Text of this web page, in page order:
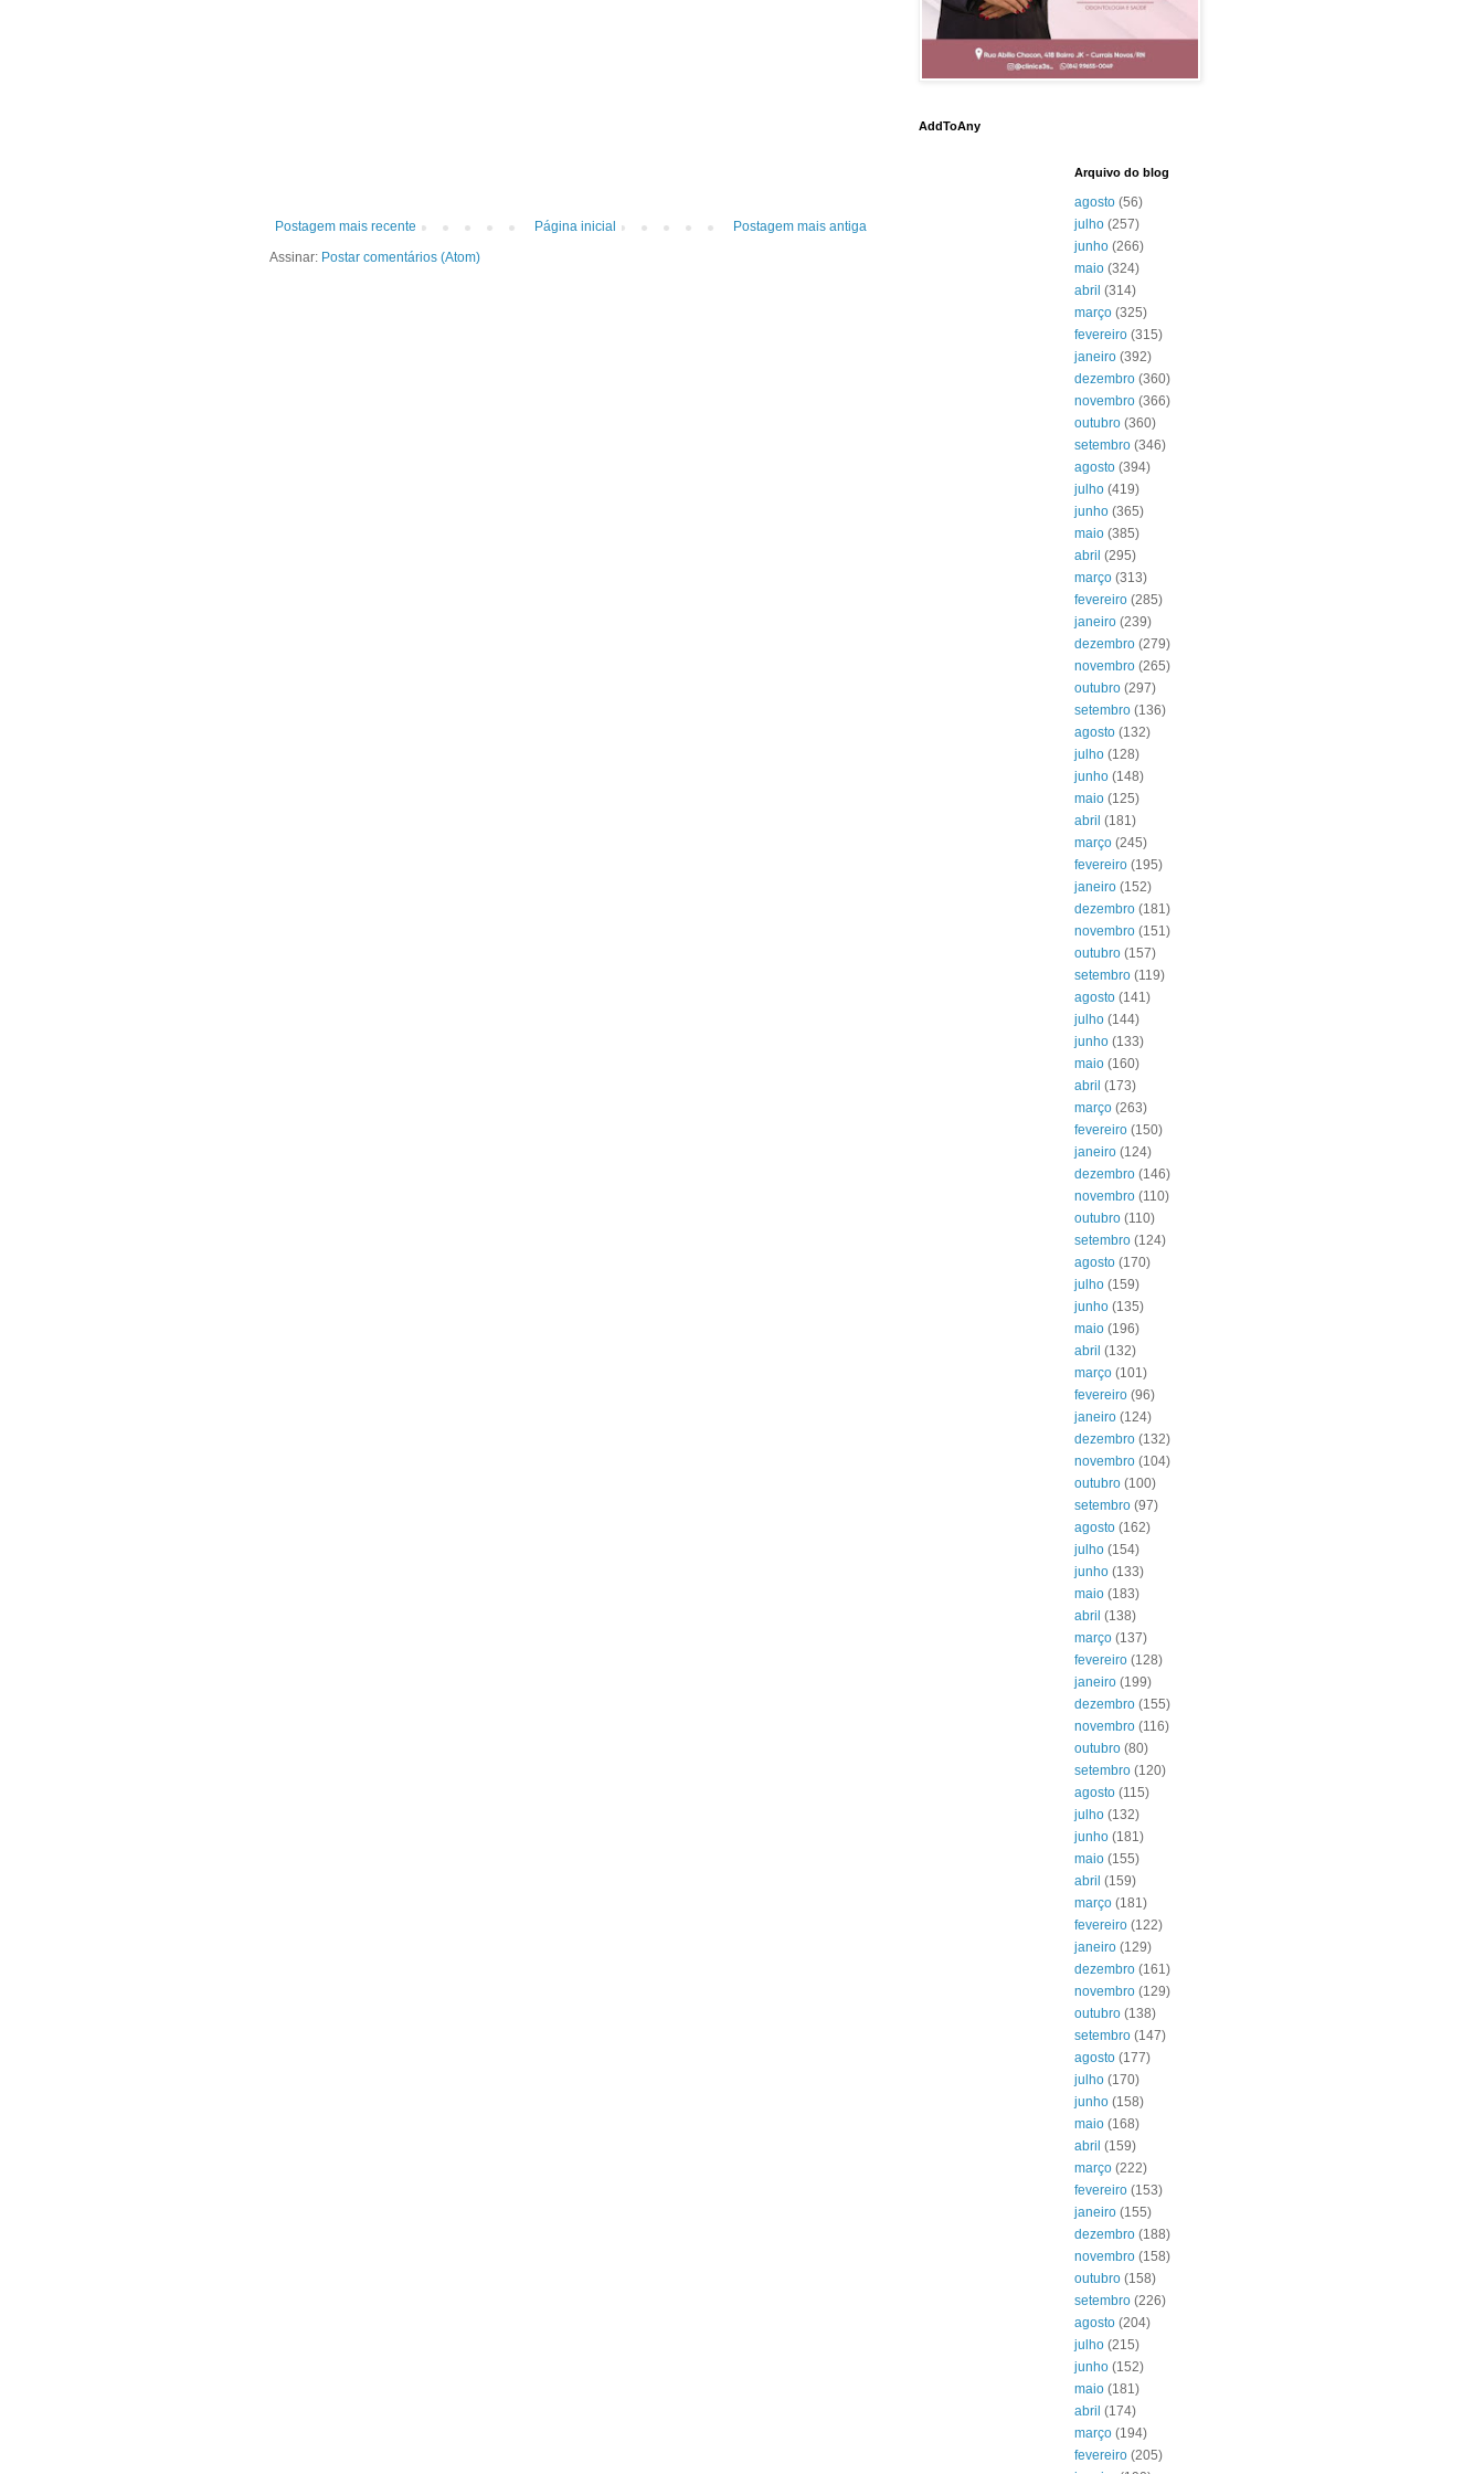
Postagem mais recente Postagem mais antiga
Página inicial
Assinar: Postar comentários (Atom)
AddToAny
Arquivo do blog
agosto (56)
julho (257)
junho (266)
maio (324)
abril (314)
março (325)
fevereiro (315)
janeiro (392)
dezembro (360)
novembro (366)
outubro (360)
setembro (346)
agosto (394)
julho (419)
junho (365)
maio (385)
abril (295)
março (313)
fevereiro (285)
janeiro (239)
dezembro (279)
novembro (265)
outubro (297)
setembro (136)
agosto (132)
julho (128)
junho (148)
maio (125)
abril (181)
março (245)
fevereiro (195)
janeiro (152)
dezembro (181)
novembro (151)
outubro (157)
setembro (119)
agosto (141)
julho (144)
junho (133)
maio (160)
abril (173)
março (263)
fevereiro (150)
janeiro (124)
dezembro (146)
novembro (110)
outubro (110)
setembro (124)
agosto (170)
julho (159)
junho (135)
maio (196)
abril (132)
março (101)
fevereiro (96)
janeiro (124)
dezembro (132)
novembro (104)
outubro (100)
setembro (97)
agosto (162)
julho (154)
junho (133)
maio (183)
abril (138)
março (137)
fevereiro (128)
janeiro (199)
dezembro (155)
novembro (116)
outubro (80)
setembro (120)
agosto (115)
julho (132)
junho (181)
maio (155)
abril (159)
março (181)
fevereiro (122)
janeiro (129)
dezembro (161)
novembro (129)
outubro (138)
setembro (147)
agosto (177)
julho (170)
junho (158)
maio (168)
abril (159)
março (222)
fevereiro (153)
janeiro (155)
dezembro (188)
novembro (158)
outubro (158)
setembro (226)
agosto (204)
julho (215)
junho (152)
maio (181)
abril (174)
março (194)
fevereiro (205)